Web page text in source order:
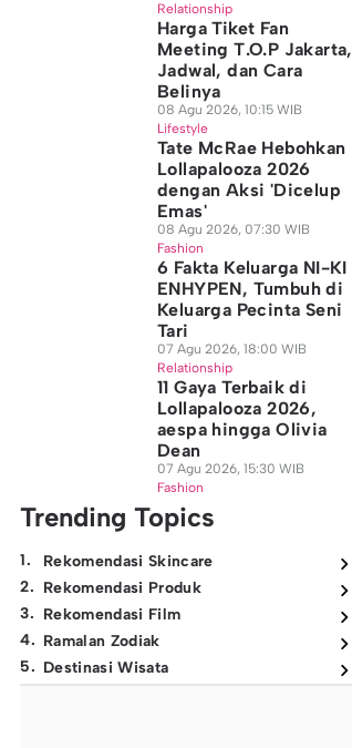
Relationship
Harga Tiket Fan
Meeting T.O.P Jakarta,
Jadwal, dan Cara
Belinya
08 Agu 2026, 10:15 WIB
Lifestyle
Tate McRae Hebohkan
Lollapalooza 2026
dengan Aksi 'Dicelup
Emas'
08 Agu 2026, 07:30 WIB
Fashion
6 Fakta Keluarga NI-KI
ENHYPEN, Tumbuh di
Keluarga Pecinta Seni
Tari
07 Agu 2026, 18:00 WIB
Relationship
11 Gaya Terbaik di
Lollapalooza 2026,
aespa hingga Olivia
Dean
07 Agu 2026, 15:30 WIB
Fashion
Trending Topics
1.
Rekomendasi Skincare
2. Rekomendasi Produk
3. Rekomendasi Film
4. Ramalan Zodiak
5. Destinasi Wisata